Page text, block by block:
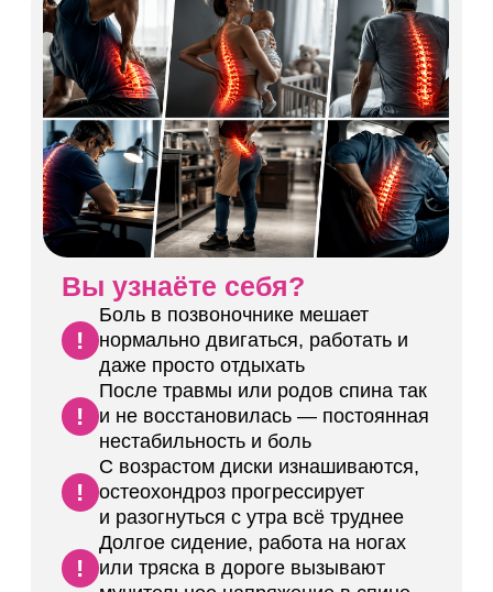
!
Осанка ухудшается, плечи уходят
вперёд, а привычная активность
становится непосильной задачей
А теперь представьте:
Позвоночник не отвлекает в течение
дня — спокойно работаете и живёте
Долго сидите или активно
двигаетесь и позвоночник не ноет
Движение без ограничений и боли
в позвоночнике каждый день
Записаться со скидкой 50%